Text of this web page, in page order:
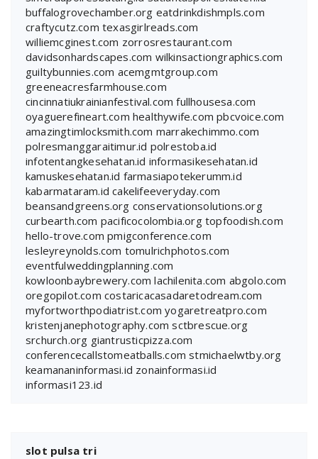
buffalogrovechamber.org eatdrinkdishmpls.com
craftycutz.com texasgirlreads.com
williemcginest.com zorrosrestaurant.com
davidsonhardscapes.com wilkinsactiongraphics.com
guiltybunnies.com acemgmtgroup.com
greeneacresfarmhouse.com
cincinnatiukrainianfestival.com fullhousesa.com
oyaguerefineart.com healthywife.com pbcvoice.com
amazingtimlocksmith.com marrakechimmo.com
polresmanggaraitimur.id polrestoba.id
infotentangkesehatan.id informasikesehatan.id
kamuskesehatan.id farmasiapotekerumm.id
kabarmataram.id cakelifeeveryday.com
beansandgreens.org conservationsolutions.org
curbearth.com pacificocolombia.org topfoodish.com
hello-trove.com pmigconference.com
lesleyreynolds.com tomulrichphotos.com
eventfulweddingplanning.com
kowloonbaybrewery.com lachilenita.com abgolo.com
oregopilot.com costaricacasadaretodream.com
myfortworthpodiatrist.com yogaretreatpro.com
kristenjanephotography.com sctbrescue.org
srchurch.org giantrusticpizza.com
conferencecallstomeatballs.com stmichaelwtby.org
keamananinformasi.id zonainformasi.id
informasi123.id
slot pulsa tri